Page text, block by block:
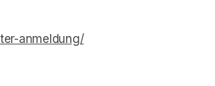
anmeldung/(opens in a new tab)